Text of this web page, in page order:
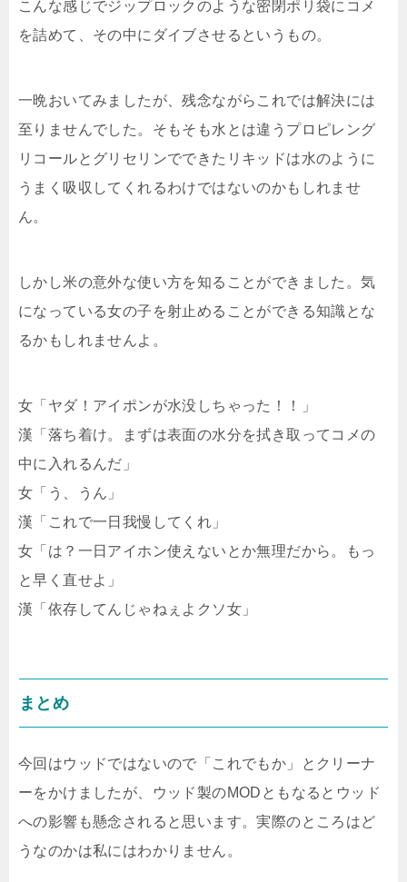
こんな感じでジップロックのような密閉ポリ袋にコメ
を詰めて、その中にダイブさせるというもの。
一晩おいてみましたが、残念ながらこれでは解決には
至りませんでした。そもそも水とは違うプロピレング
リコールとグリセリンでできたリキッドは水のように
うまく吸収してくれるわけではないのかもしれませ
ん。
しかし米の意外な使い方を知ることができました。気
になっている女の子を射止めることができる知識とな
るかもしれませんよ。
女「ヤダ！アイポンが水没しちゃった！！」
漢「落ち着け。まずは表面の水分を拭き取ってコメの
中に入れるんだ」
女「う、うん」
漢「これで一日我慢してくれ」
女「は？一日アイホン使えないとか無理だから。もっ
と早く直せよ」
漢「依存してんじゃねぇよクソ女」
まとめ
今回はウッドではないので「これでもか」とクリーナ
ーをかけましたが、ウッド製のMODともなるとウッド
への影響も懸念されると思います。実際のところはど
うなのかは私にはわかりません。